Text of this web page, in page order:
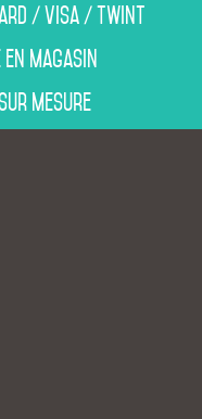
/ Visa / Twint
magasin
mesure